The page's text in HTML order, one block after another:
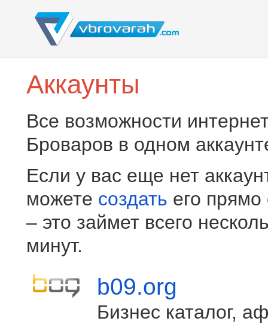
Аккаунты
Все возможности
Броваров в одном
Если у вас еще нет
можете создать его прямо
– это займет всего
минут.
b09.org
Бизнес каталог,